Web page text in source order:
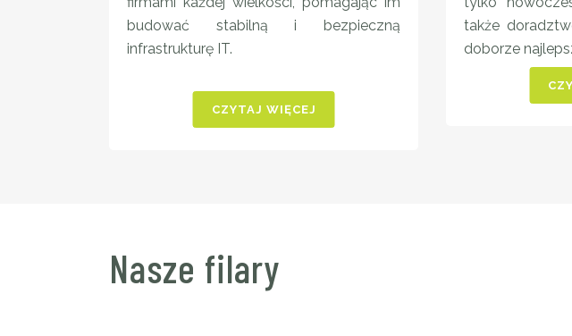
budować stabilną i bezpieczną
infrastrukturę IT.
CZYTAJ WIĘCEJ
także
doborze
Nasze filary